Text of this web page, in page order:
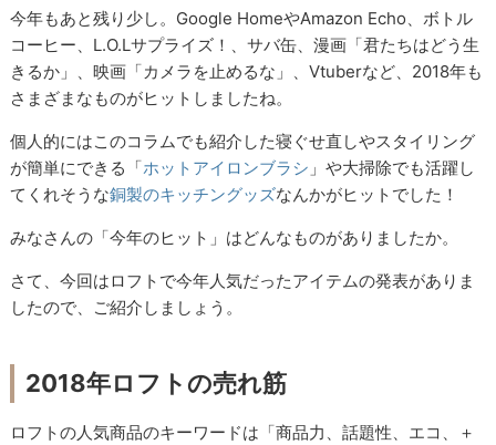
今年もあと残り少し。Google HomeやAmazon Echo、ボトル
コーヒー、L.O.Lサプライズ！、サバ缶、漫画「君たちはどう生
きるか」、映画「カメラを止めるな」、Vtuberなど、2018年も
さまざまなものがヒットしましたね。
個人的にはこのコラムでも紹介した寝ぐせ直しやスタイリング
が簡単にできる「ホットアイロンブラシ 」や大掃除でも活躍し
てくれそうな銅製のキッチングッズなんかがヒットでした！
みなさんの「今年のヒット」はどんなものがありましたか。
さて、今回はロフトで今年人気だったアイテムの発表がありま
したので、ご紹介しましょう。
2018年ロフトの売れ筋
ロフトの人気商品のキーワードは「商品力、話題性、エコ、＋